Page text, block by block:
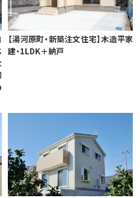
【湯河原町・新築注文住宅】木造平家
建・1LDK＋納戸